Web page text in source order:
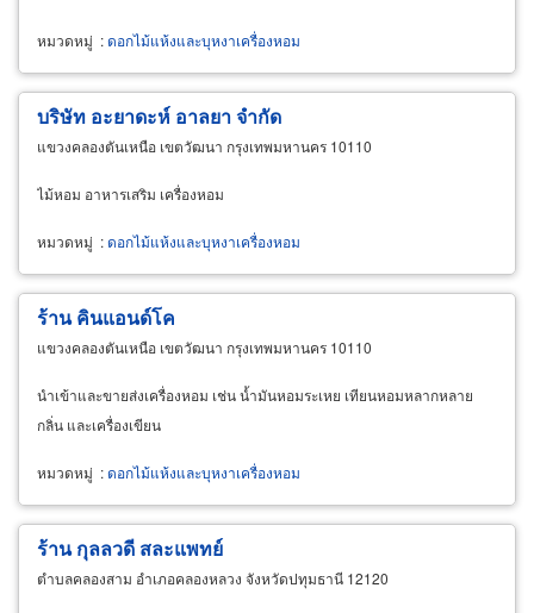
หมวดหมู่ :ดอกไม้แห้งและบุหงาเครื่องหอม
บริษัท อะยาดะห์ อาลยา จำกัด
แขวงคลองตันเหนือ เขตวัฒนา กรุงเทพมหานคร 10110
ไม้หอม อาหารเสริม เครื่องหอม
หมวดหมู่ :ดอกไม้แห้งและบุหงาเครื่องหอม
ร้าน คินแอนด์โค
แขวงคลองตันเหนือ เขตวัฒนา กรุงเทพมหานคร 10110
นำเข้าและขายส่งเครื่องหอม เช่น น้ำมันหอมระเหย เทียนหอมหลากหลาย
กลิ่น และเครื่องเขียน
หมวดหมู่ :ดอกไม้แห้งและบุหงาเครื่องหอม
ร้าน กุลลวดี สละแพทย์
ตำบลคลองสาม อำเภอคลองหลวง จังหวัดปทุมธานี 12120